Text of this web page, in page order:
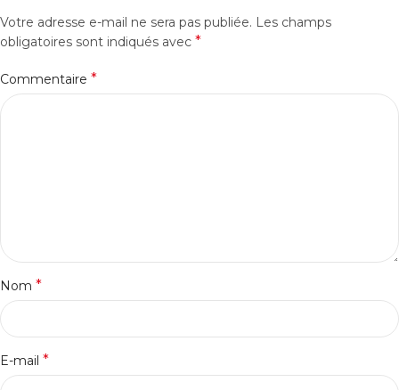
Votre adresse e-mail ne sera pas publiée. Les champs
obligatoires sont indiqués avec *
Commentaire *
Nom *
E-mail *